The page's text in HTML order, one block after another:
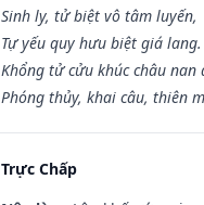
Sinh ly, tử biệt vô tâm luyến,
Tự yếu quy hưu biệt giá lang.
Khổng tử cửu khúc châu nan
Phóng thủy, khai câu, thiên
Trực Chấp